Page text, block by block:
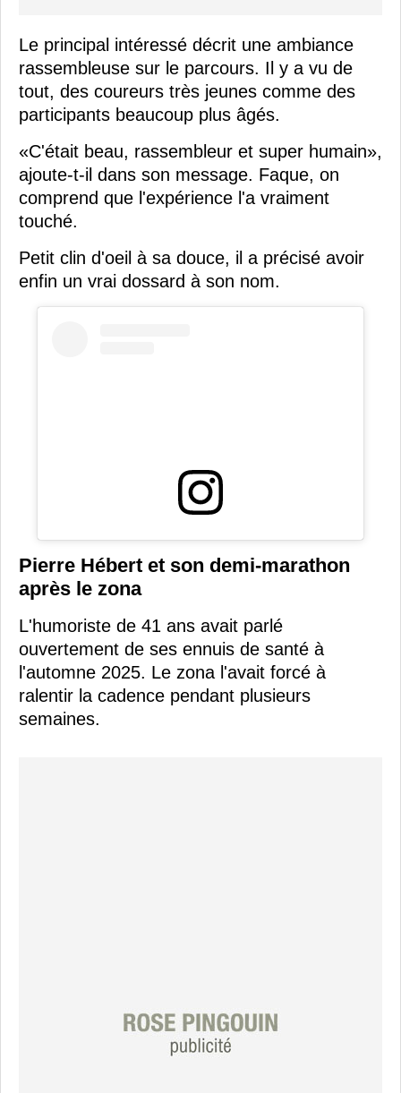
Le principal intéressé décrit une ambiance
rassembleuse sur le parcours. Il y a vu de
tout, des coureurs très jeunes comme des
participants beaucoup plus âgés.
«C'était beau, rassembleur et super humain»,
ajoute-t-il dans son message. Faque, on
comprend que l'expérience l'a vraiment
touché.
Petit clin d'oeil à sa douce, il a précisé avoir
enfin un vrai dossard à son nom.
Pierre Hébert et son demi-marathon
après le zona
L'humoriste de 41 ans avait parlé
ouvertement de ses ennuis de santé à
l'automne 2025. Le zona l'avait forcé à
ralentir la cadence pendant plusieurs
semaines.